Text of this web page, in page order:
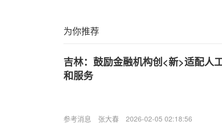
为你推荐
吉林：鼓励金融机构创<新>适配人
和服务
参考消息 张大春 2026-02-05 02:18:56